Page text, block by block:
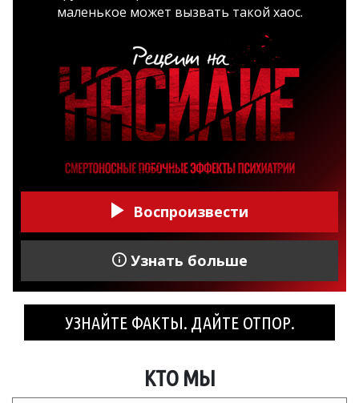
маленькое может вызвать такой хаос.
Воспроизвести
Узнать больше
УЗНАЙТЕ ФАКТЫ. ДАЙТЕ ОТПОР.
КТО МЫ